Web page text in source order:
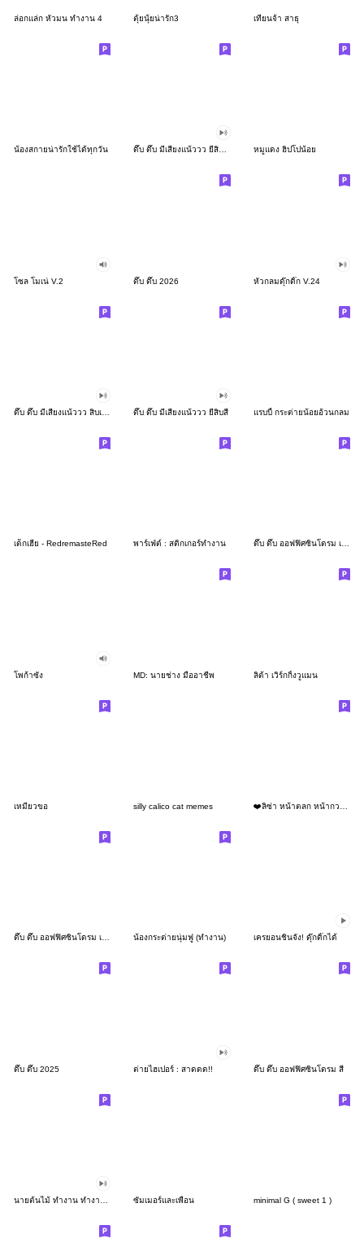
ล่อกแล่ก หัวมน ทำงาน 4 ตุ้ยนุ้ยน่ารัก3 เทียนจ้า สาธุ
น้องสกายน่ารักใช้ได้ทุกวัน ดึ๊บ ดึ๊บ มีเสียงแน้ววว ยี่สิบสอง หมูแดง ฮิปโปน้อย
โซล โมเน่ V.2 ดึ๊บ ดึ๊บ 2026 หัวกลมดุ๊กดิ๊ก V.24
ดึ๊บ ดึ๊บ มีเสียงแน้ววว ยี่สิบสี่ แรบบี้ กระต่ายน้อยอ้วนกลม
เด็กเฮีย - RedremasteRed พาร์เฟ่ต์ : สติกเกอร์ทำงาน ดึ๊บ ดึ๊บ ออฟฟิศซินโดรม เจ็ด
โพก้าซัง MD: นายช่าง มืออาชีพ ลิต้า เวิร์กกิ้งวูแมน
เหมียวขอ silly calico cat memes
ดึ๊บ ดึ๊บ ออฟฟิศซินโดรม เก้า น้องกระต่ายนุ่มฟู (ทำงาน) เครยอนชินจัง! ดุ๊กดิ๊กได้
ดึ๊บ ดึ๊บ 2025 ต่ายไฮเปอร์ : สาดดด!! ดึ๊บ ดึ๊บ ออฟฟิศซินโดรม สี่
ซัมเมอร์และเพื่อน minimal G ( sweet 1 )